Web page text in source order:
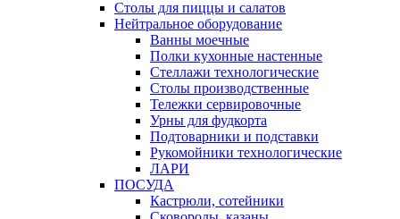
Столы для пиццы и салатов
Нейтральное оборудование
Ванны моечные
Полки кухонные настенные
Стеллажи технологические
Столы производственные
Тележки сервировочные
Урны для фудкорта
Подтоварники и подставки
Рукомойники технологические
ЛАРИ
ПОСУДА
Кастрюли, сотейники